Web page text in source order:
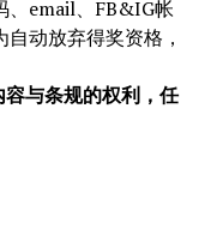
、email、FB&IG帐
动放弃得奖资格，
容与条规的权利，任